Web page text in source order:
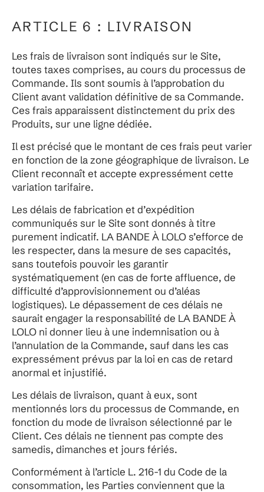
ARTICLE 6 : LIVRAISON
Les frais de livraison sont indiqués sur le Site,
toutes taxes comprises, au cours du processus de
Commande. Ils sont soumis à l’approbation du
Client avant validation définitive de sa Commande.
Ces frais apparaissent distinctement du prix des
Produits, sur une ligne dédiée.
Il est précisé que le montant de ces frais peut varier
en fonction de la zone géographique de livraison. Le
Client reconnaît et accepte expressément cette
variation tarifaire.
Les délais de fabrication et d’expédition
communiqués sur le Site sont donnés à titre
purement indicatif. LA BANDE À LOLO s’efforce de
les respecter, dans la mesure de ses capacités,
sans toutefois pouvoir les garantir
systématiquement (en cas de forte affluence, de
difficulté d’approvisionnement ou d’aléas
logistiques). Le dépassement de ces délais ne
saurait engager la responsabilité de LA BANDE À
LOLO ni donner lieu à une indemnisation ou à
l’annulation de la Commande, sauf dans les cas
expressément prévus par la loi en cas de retard
anormal et injustifié.
Les délais de livraison, quant à eux, sont
mentionnés lors du processus de Commande, en
fonction du mode de livraison sélectionné par le
Client. Ces délais ne tiennent pas compte des
samedis, dimanches et jours fériés.
Conformément à l’article L. 216-1 du Code de la
consommation, les Parties conviennent que la